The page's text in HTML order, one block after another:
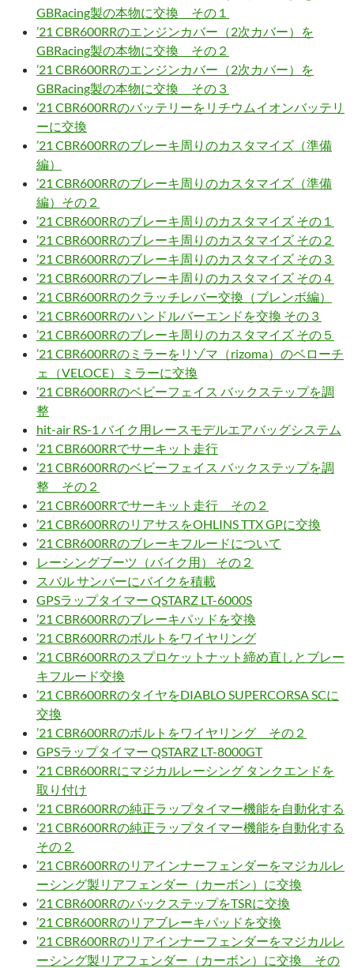
GBRacing製の本物に交換 その１
’21 CBR600RRのエンジンカバー（2次カバー）を
GBRacing製の本物に交換 その２
’21 CBR600RRのエンジンカバー（2次カバー）を
GBRacing製の本物に交換 その３
’21 CBR600RRのバッテリーをリチウムイオンバッテリ
ーに交換
’21 CBR600RRのブレーキ周りのカスタマイズ（準備
編）
’21 CBR600RRのブレーキ周りのカスタマイズ（準備
編）その２
’21 CBR600RRのブレーキ周りのカスタマイズ その１
’21 CBR600RRのブレーキ周りのカスタマイズ その２
’21 CBR600RRのブレーキ周りのカスタマイズ その３
’21 CBR600RRのブレーキ周りのカスタマイズ その４
’21 CBR600RRのクラッチレバー交換（ブレンボ編）
’21 CBR600RRのハンドルバーエンドを交換 その３
’21 CBR600RRのブレーキ周りのカスタマイズ その５
’21 CBR600RRのミラーをリゾマ（rizoma）のベローチ
ェ（VELOCE）ミラーに交換
’21 CBR600RRのベビーフェイス バックステップを調
整
hit-air RS-1 バイク用レースモデルエアバッグシステム
’21 CBR600RRでサーキット走行
’21 CBR600RRのベビーフェイス バックステップを調
整 その２
’21 CBR600RRでサーキット走行 その２
’21 CBR600RRのリアサスをOHLINS TTX GPに交換
’21 CBR600RRのブレーキフルードについて
レーシングブーツ（バイク用） その２
スバル サンバーにバイクを積載
GPSラップタイマー QSTARZ LT-6000S
’21 CBR600RRのブレーキパッドを交換
’21 CBR600RRのボルトをワイヤリング
’21 CBR600RRのスプロケットナット締め直しとブレー
キフルード交換
’21 CBR600RRのタイヤをDIABLO SUPERCORSA SCに
交換
’21 CBR600RRのボルトをワイヤリング その２
GPSラップタイマー QSTARZ LT-8000GT
’21 CBR600RRにマジカルレーシング タンクエンドを
取り付け
’21 CBR600RRの純正ラップタイマー機能を自動化する
’21 CBR600RRの純正ラップタイマー機能を自動化する
その２
’21 CBR600RRのリアインナーフェンダーをマジカルレ
ーシング製リアフェンダー（カーボン）に交換
’21 CBR600RRのバックステップをTSRに交換
’21 CBR600RRのリアブレーキパッドを交換
’21 CBR600RRのリアインナーフェンダーをマジカルレ
ーシング製リアフェンダー（カーボン）に交換 その